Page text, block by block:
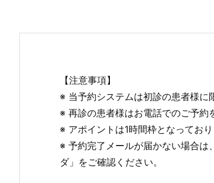
【注意事項】
※ 当予約システムは初診の患者様に
※ 再診の患者様はお電話でのご予約
※ アポイントは1時間枠となってお
※ 予約完了メールが届かない場合は
ダ」をご確認ください。